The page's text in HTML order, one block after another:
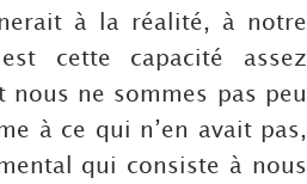
à la réalité, à notre
cette capacité assez
nous ne sommes pas peu
à ce qui n’en avait pas,
qui consiste à nous